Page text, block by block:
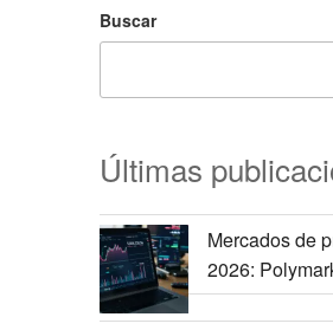
Buscar
Últimas
Mercados de
2026: